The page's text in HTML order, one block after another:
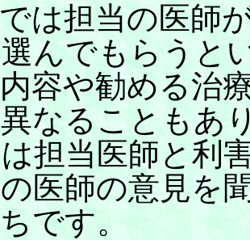
担当の医師
んでもらうと
容や勧める治
なることもあ
担当医師と利
医師の意見を
です。